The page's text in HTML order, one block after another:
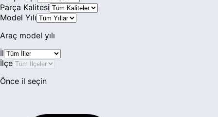
408
508
605
Parça Kalitesi
Model Yılı
Araç model yılı
İl
İlçe
Önce il seçin